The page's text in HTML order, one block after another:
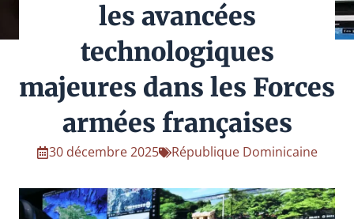
les avancées
technologiques
majeures dans les Forces
armées françaises
30 décembre 2025 République Dominicaine